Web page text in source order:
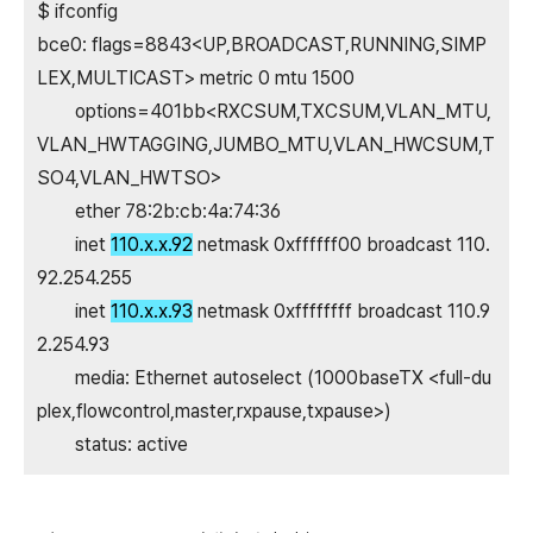
$ ifconfig
bce0: flags=8843<UP,BROADCAST,RUNNING,SIMP
LEX,MULTICAST> metric 0 mtu 1500
options=401bb<RXCSUM,TXCSUM,VLAN_MTU,
VLAN_HWTAGGING,JUMBO_MTU,VLAN_HWCSUM,T
SO4,VLAN_HWTSO>
ether 78:2b:cb:4a:74:36
inet 110.x.x.92 netmask 0xffffff00 broadcast 110.
92.254.255
inet 110.x.x.93 netmask 0xffffffff broadcast 110.9
2.254.93
media: Ethernet autoselect (1000baseTX <full-du
plex,flowcontrol,master,rxpause,txpause>)
status: active